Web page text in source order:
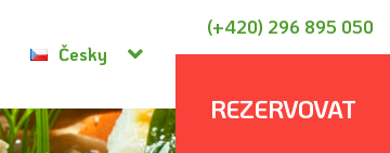
(+420) 296 895 050
Česky
REZERVOVAT